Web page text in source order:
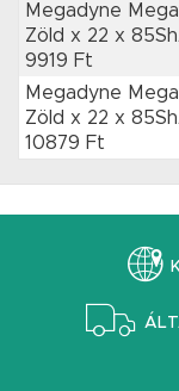
Megadyne
Zöld x 22 x
9919 Ft
Megadyne
Zöld x 22 x
10879 Ft